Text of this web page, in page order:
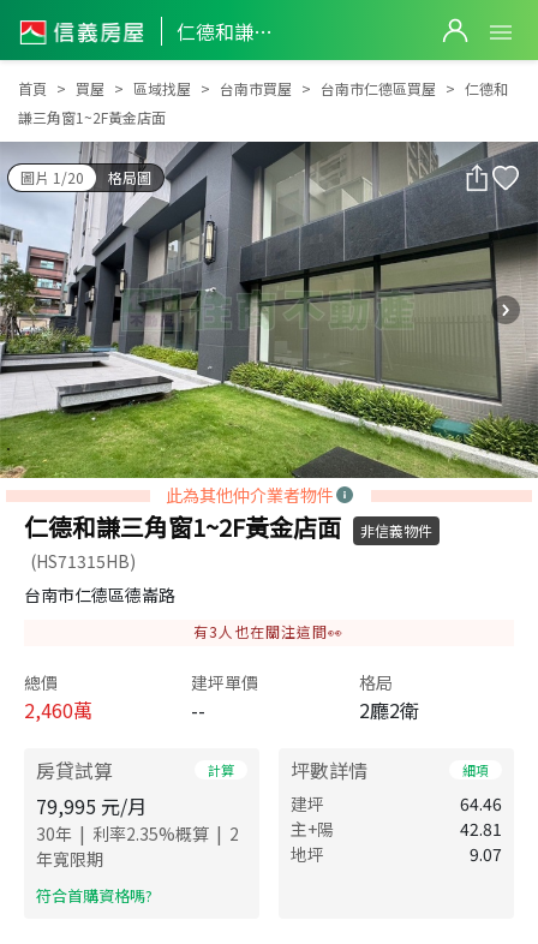
仁德和謙三角窗1~2F黃金店面
仁德和謙三角窗1~2F黃金店面
首頁 買屋 區域找屋 台南市買屋 台南市仁德區買屋
仁德和
謙三角窗1~2F黃金店面
圖片 1/20 格局圖
此為其他仲介業者物件
仁德和謙三角窗1~2F黃金店面 非信義物件
(HS71315HB)
台南市仁德區德崙路
有3 人也在關注這間👀
總價
2,460萬
建坪單價
--
格局
2廳2衛
房貸試算 計算
79,995 元/月
30年 | 利率2.35%概算 | 2
年寬限期
​符合首購資格嗎?
坪數詳情 細項
建坪
64.46
主+陽
42.81
地坪
9.07